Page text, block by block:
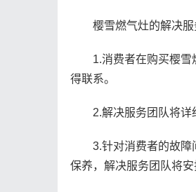
樱雪燃气灶的解决服
1.消费者在购买樱雪燃
得联系。
2.解决服务团队将详细
3.针对消费者的故障问
保养，解决服务团队将安